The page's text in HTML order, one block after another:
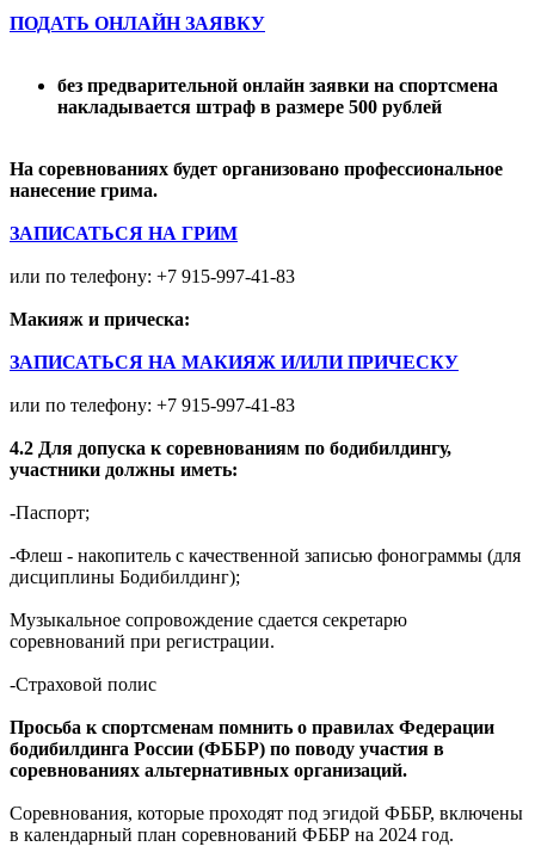
ПОДАТЬ ОНЛАЙН ЗАЯВКУ
без предварительной онлайн заявки на спортсмена
накладывается штраф в размере 500 рублей
На соревнованиях будет организовано профессиональное
нанесение грима.
ЗАПИСАТЬСЯ НА ГРИМ
или по телефону: +7 915-997-41-83
Макияж и прическа:
ЗАПИСАТЬСЯ НА МАКИЯЖ И/ИЛИ ПРИЧЕСКУ
или по телефону: +7 915-997-41-83
4.2 Для допуска к соревнованиям по бодибилдингу,
участники должны иметь:
-Паспорт;
-Флеш - накопитель с качественной записью фонограммы (для
дисциплины Бодибилдинг);
Музыкальное сопровождение сдается секретарю
соревнований при регистрации.
-Страховой полис
Просьба к спортсменам помнить о правилах Федерации
бодибилдинга России (ФББР) по поводу участия в
соревнованиях альтернативных организаций.
Соревнования, которые проходят под эгидой ФББР, включены
в календарный план соревнований ФББР на 2024 год.